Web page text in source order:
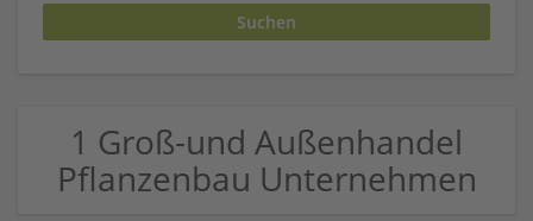
1 Groß-und Außenhandel
Pflanzenbau Unternehmen